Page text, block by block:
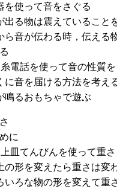
使って音をさぐる
る物は震えていること
音が伝わる時，伝える
電話を使って音の性質を
音を届ける方法を考え
るおもちゃで遊ぶ
に
皿てんびんを使って重さ
形を変えたら重さは変
ろな物の形を変えて重